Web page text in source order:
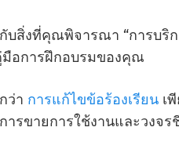
สิ่งที่คุณพิจารณา “การบริ
อการฝึกอบรมของคุณ
ว่า การแก้ไขข้อร้องเรียน เ
รขายการใช้งานและวงจร